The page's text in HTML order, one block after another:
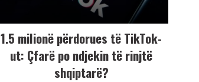
1.5 milionë përdorues të TikTok-
ut: Çfarë po ndjekin të rinjtë
shqiptarë?